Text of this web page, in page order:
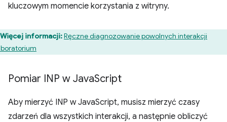
kluczowym momencie korzystania z witryny.
Więcej informacji:Ręczne diagnozowanie powolnych interakcji
Pomiar INP w JavaScript
Aby mierzyć INP w JavaScript, musisz mierzyć czasy
zdarzeń dla wszystkich interakcji, a następnie obliczyć